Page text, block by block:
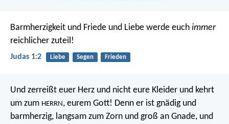
Barmherzigkeit und Friede und Liebe werde euch immer
reichlicher zuteil!
Judas 1:2 Liebe Segen Frieden
Und zerreißt euer Herz und nicht eure Kleider und kehrt
um zum HERRN, eurem Gott! Denn er ist gnädig und
barmherzig, langsam zum Zorn und groß an Gnade, und